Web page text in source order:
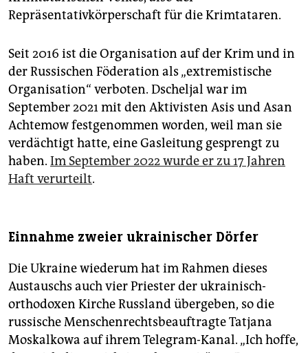
Repräsentativkörperschaft für die Krimtataren.
Seit 2016 ist die Organisation auf der Krim und in
der Russischen Föderation als „extremistische
Organisation“ verboten. Dscheljal war im
September 2021 mit den Aktivisten Asis und Asan
Achtemow festgenommen worden, weil man sie
verdächtigt hatte, eine Gasleitung gesprengt zu
haben. Im September 2022 wurde er zu 17 ­Jahren
Haft verurteilt.
Einnahme zweier ukrainischer Dörfer
Die Ukraine wiederum hat im Rahmen dieses
Austauschs auch vier Priester der ukrainisch-
orthodoxen Kirche Russland übergeben, so die
russische Menschenrechtsbeauftragte Tatjana
Moskalkowa auf ihrem Telegram-Kanal. „Ich hoffe,